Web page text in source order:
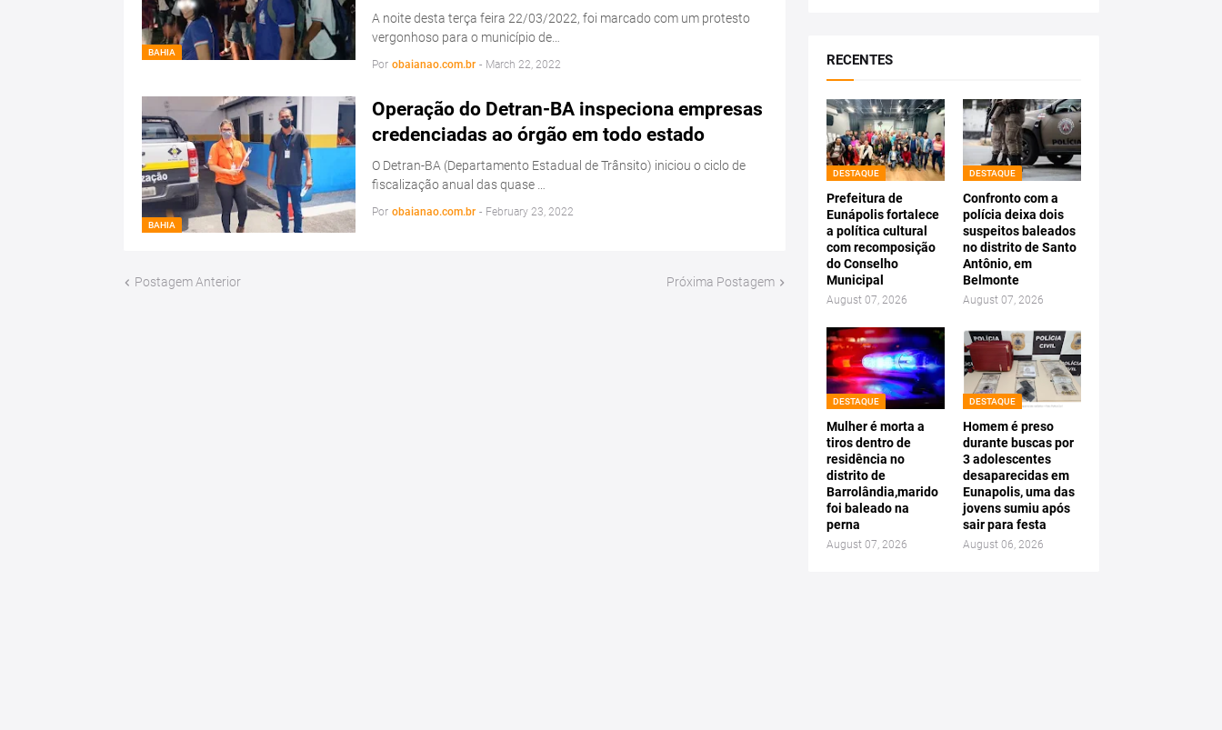
BAHIA
A noite desta terça feira 22/03/2022, foi marcado com um protesto
vergonhoso para o município de…
Por obaianao.com.br - March 22, 2022
BAHIA
Operação do Detran-BA inspeciona empresas
credenciadas ao órgão em todo estado
O Detran-BA (Departamento Estadual de Trânsito) iniciou o ciclo de
fiscalização anual das quase …
Por obaianao.com.br - February 23, 2022
Postagem Anterior Próxima Postagem
RECENTES
DESTAQUE
Prefeitura de
Eunápolis fortalece
a política cultural
com recomposição
do Conselho
Municipal
August 07, 2026
DESTAQUE
Confronto com a
polícia deixa dois
suspeitos baleados
no distrito de Santo
Antônio, em
Belmonte
August 07, 2026
DESTAQUE
Mulher é morta a
tiros dentro de
residência no
distrito de
Barrolândia,marido
foi baleado na
perna
August 07, 2026
DESTAQUE
Homem é preso
durante buscas por
3 adolescentes
desaparecidas em
Eunapolis, uma das
jovens sumiu após
sair para festa
August 06, 2026